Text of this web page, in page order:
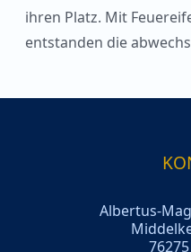
ihren Platz. Mit
entstanden die
Albertus-